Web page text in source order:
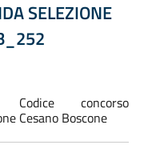
SELEZIONE
Codice concorso
Cesano Boscone